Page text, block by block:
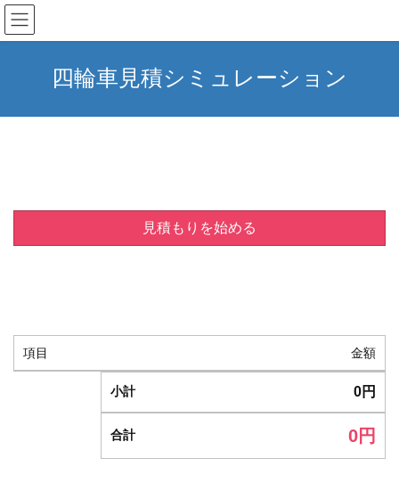
コ
ン
テ
ス
ナ
ビ
ゲ
ン
四輪車見積シミュレーション
見積もりを始める
項目 金額
小計 0円
合計 0円